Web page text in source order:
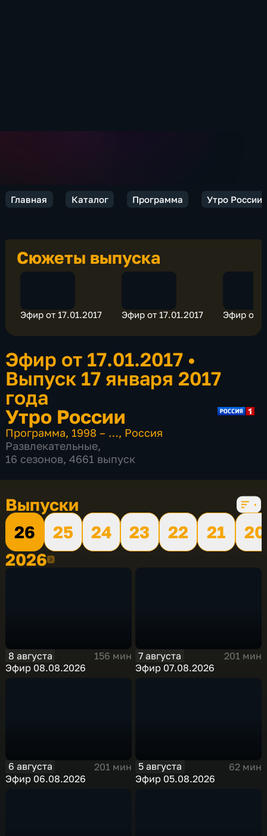
Главная Каталог Программа Утро России
Сюжеты выпуска
Эфир от 17.01.2017 Эфир от 17.01.2017 Эфир от
Эфир от 17.01.2017 •
Выпуск 17 января 2017
года
Утро России
Программа, 1998 – …, Россия
Развлекательные,
16 сезонов, 4661 выпуск
Выпуски
26
25 24 23 22 21
20
20262026
8 августа
156 мин
Эфир 08.08.2026
7 августа
201 мин
Эфир 07.08.2026
6 августа
201 мин
Эфир 06.08.2026
5 августа
62 мин
Эфир 05.08.2026